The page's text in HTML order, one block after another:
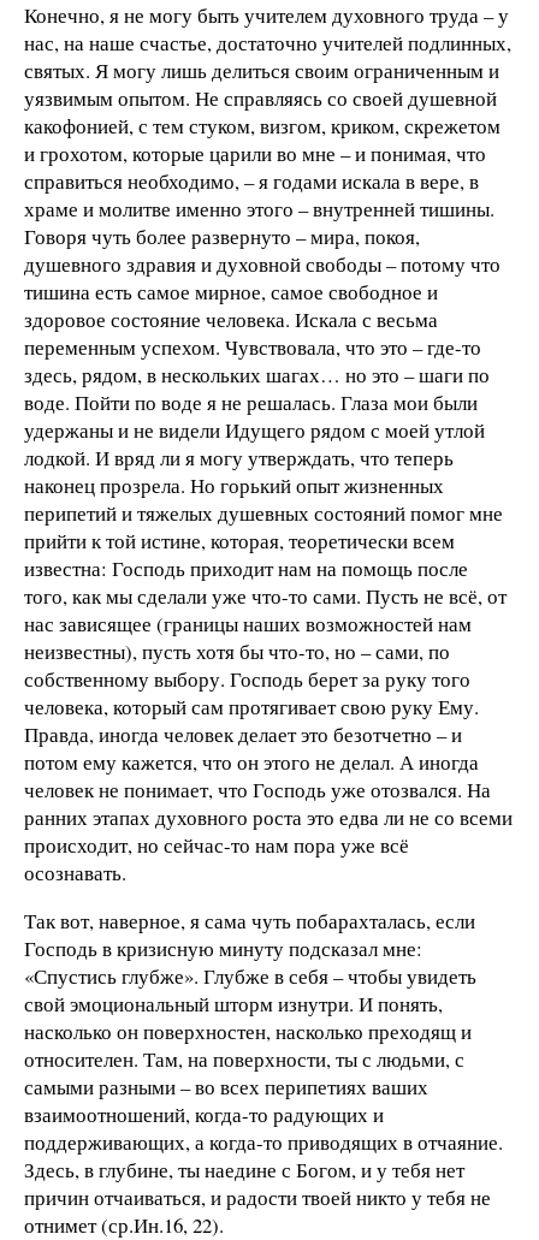
Конечно, я не могу быть учителем духовного труда – у
нас, на наше счастье, достаточно учителей подлинных,
святых. Я могу лишь делиться своим ограниченным и
уязвимым опытом. Не справляясь со своей душевной
какофонией, с тем стуком, визгом, криком, скрежетом
и грохотом, которые царили во мне – и понимая, что
справиться необходимо, – я годами искала в вере, в
храме и молитве именно этого – внутренней тишины.
Говоря чуть более развернуто – мира, покоя,
душевного здравия и духовной свободы – потому что
тишина есть самое мирное, самое свободное и
здоровое состояние человека. Искала с весьма
переменным успехом. Чувствовала, что это – где-то
здесь, рядом, в нескольких шагах… но это – шаги по
воде. Пойти по воде я не решалась. Глаза мои были
удержаны и не видели Идущего рядом с моей утлой
лодкой. И вряд ли я могу утверждать, что теперь
наконец прозрела. Но горький опыт жизненных
перипетий и тяжелых душевных состояний помог мне
прийти к той истине, которая, теоретически всем
известна: Господь приходит нам на помощь после
того, как мы сделали уже что-то сами. Пусть не всё, от
нас зависящее (границы наших возможностей нам
неизвестны), пусть хотя бы что-то, но – сами, по
собственному выбору. Господь берет за руку того
человека, который сам протягивает свою руку Ему.
Правда, иногда человек делает это безотчетно – и
потом ему кажется, что он этого не делал. А иногда
человек не понимает, что Господь уже отозвался. На
ранних этапах духовного роста это едва ли не со всеми
происходит, но сейчас-то нам пора уже всё
осознавать.
Так вот, наверное, я сама чуть побарахталась, если
Господь в кризисную минуту подсказал мне:
«Спустись глубже». Глубже в себя – чтобы увидеть
свой эмоциональный шторм изнутри. И понять,
насколько он поверхностен, насколько преходящ и
относителен. Там, на поверхности, ты с людьми, с
самыми разными – во всех перипетиях ваших
взаимоотношений, когда-то радующих и
поддерживающих, а когда-то приводящих в отчаяние.
Здесь, в глубине, ты наедине с Богом, и у тебя нет
причин отчаиваться, и радости твоей никто у тебя не
отнимет (ср.Ин.16, 22).